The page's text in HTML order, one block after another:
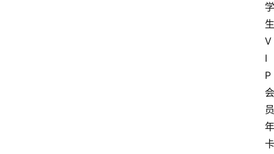
学
生
V
I
P
会
员
年
卡